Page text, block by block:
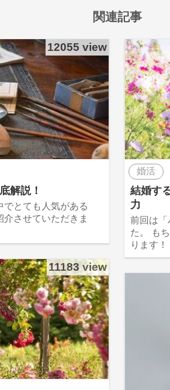
関連記事
12055 view
解説！
とても人気がある
介させていただきま
婚活
結婚す
力
前回は「
た。 も
ります
11183 view